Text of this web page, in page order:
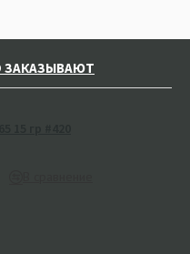
ЗАКАЗЫВАЮТ
15 гр #420